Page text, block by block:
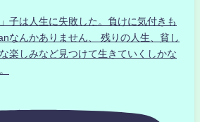
子は人生に失敗した。負けに気付きも
なんかありません、 残りの人生、貧し
楽しみなど見つけて生きていくしかな